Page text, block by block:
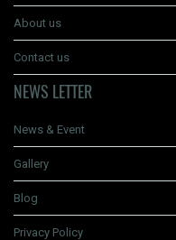
About us
Contact us
NEWS LETTER
News & Event
Gallery
Blog
Privacy Policy